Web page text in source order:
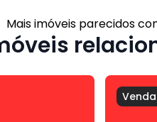
Mais imóveis parecidos
Venda